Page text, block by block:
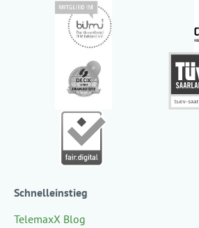
Schnelleinstieg
TelemaxX Blog